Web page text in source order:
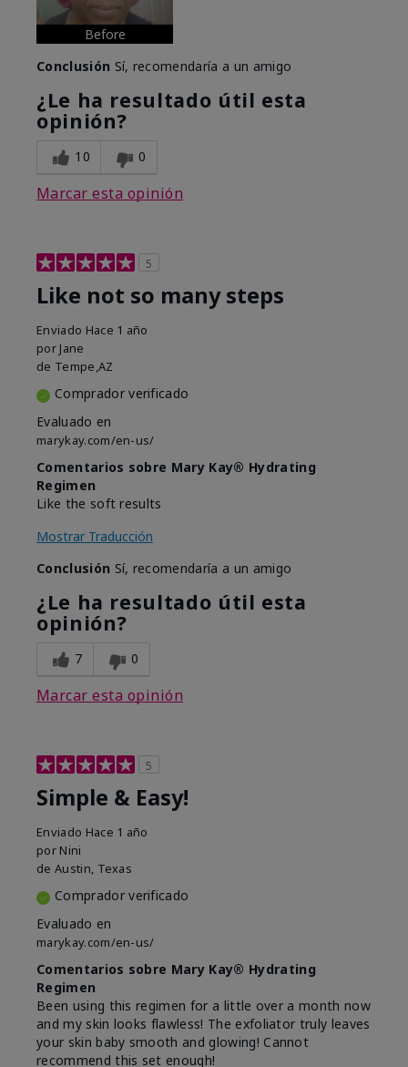
Before
Conclusión Sí, recomendaría a un amigo
¿Le ha resultado útil esta
opinión?
10 0
Marcar esta opinión
5
Like not so many steps
Enviado Hace 1 año
por Jane
de Tempe,AZ
Comprador verificado
Evaluado en
marykay.com/en-us/
Comentarios sobre Mary Kay® Hydrating
Regimen
Like the soft results
Mostrar Traducción
Conclusión Sí, recomendaría a un amigo
¿Le ha resultado útil esta
opinión?
7 0
Marcar esta opinión
5
Simple & Easy!
Enviado Hace 1 año
por Nini
de Austin, Texas
Comprador verificado
Evaluado en
marykay.com/en-us/
Comentarios sobre Mary Kay® Hydrating
Regimen
Been using this regimen for a little over a month now
and my skin looks flawless! The exfoliator truly leaves
your skin baby smooth and glowing! Cannot
recommend this set enough!